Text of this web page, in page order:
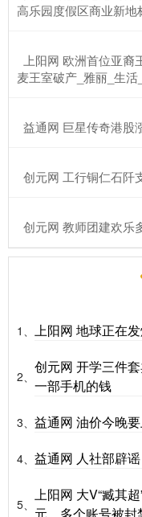
高乐园度假区商业新地
上阳网 欧洲首位亚裔
麦王室破产_雅丽_生
益通网 巨星传奇港股
创元网 工行铜仁石阡
创元网 教师团建欢乐
1、 上阳网 地球正在
2、
创元网 开学三件
一部手机的钱
3、 益通网 油价今晚
4、 益通网 人社部辟
5、
上阳网 大V“臧其